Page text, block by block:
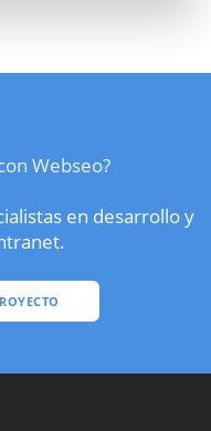
Webseo?
en desarrollo y